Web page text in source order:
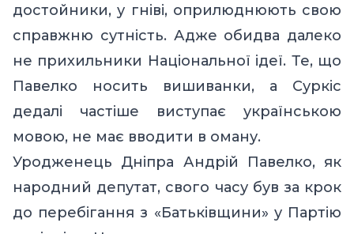
достойники, у гніві, оприлюднюють свою
справжню сутність. Адже обидва далеко
не прихильники Національної ідеї. Те, що
Павелко носить вишиванки, а Суркіс
дедалі частіше виступає українською
мовою, не має вводити в оману.
Уродженець Дніпра Андрій Павелко, як
народний депутат, свого часу був за крок
до перебігання з «Батьківщини» у Партію